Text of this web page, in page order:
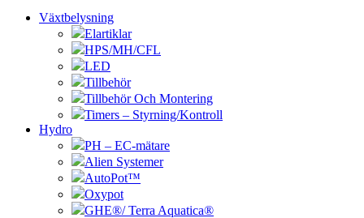
Växtbelysning
Elartiklar
HPS/MH/CFL
LED
Tillbehör
Tillbehör Och Montering
Timers – Styrning/Kontroll
Hydro
PH – EC-mätare
Alien Systemer
AutoPot™
Oxypot
GHE®/ Terra Aquatica®